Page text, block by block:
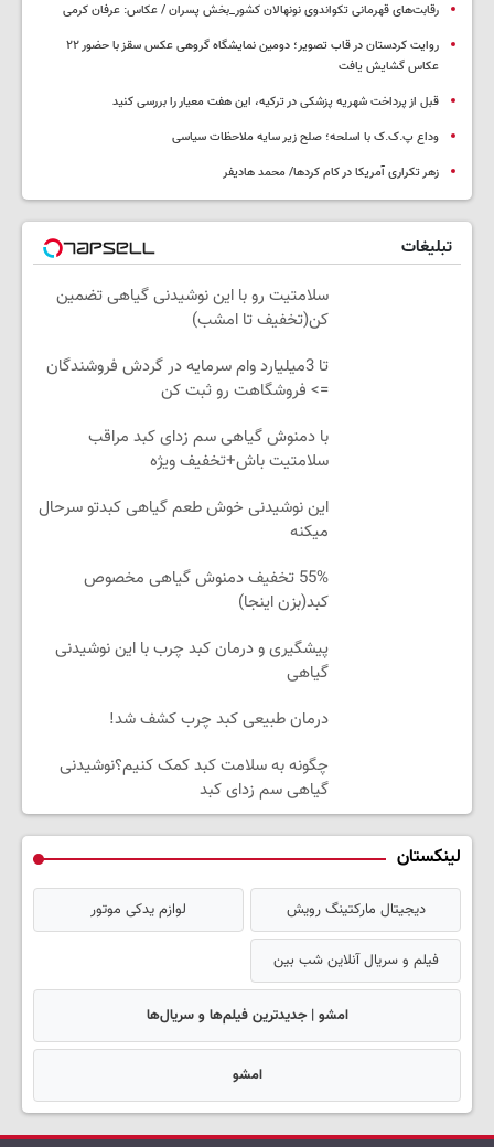
رقابت‌های قهرمانی تکواندوی نونهالان کشور_بخش پسران / عکاس: عرفان کرمی
روایت کردستان در قاب تصویر؛ دومین نمایشگاه گروهی عکس سقز با حضور ۲۲
عکاس گشایش یافت
قبل از پرداخت شهریه پزشکی در ترکیه، این هفت معیار را بررسی کنید
وداع پ.ک.ک با اسلحه؛ صلح زیر سایه ملاحظات سیاسی
زهر تکراری آمریکا در کام کردها/ محمد هادیفر
تبلیغات
سلامتیت رو با این نوشیدنی گیاهی تضمین
کن(تخفیف تا امشب)
تا 3میلیارد وام سرمایه در گردش فروشندگان
=> فروشگاهت رو ثبت کن
با دمنوش گیاهی سم زدای کبد مراقب
سلامتیت باش+تخفیف ویژه
این نوشیدنی خوش طعم گیاهی کبدتو سرحال
میکنه
55% تخفیف دمنوش گیاهی مخصوص
کبد(بزن اینجا)
پیشگیری و درمان کبد چرب با این نوشیدنی
گیاهی
درمان طبیعی کبد چرب کشف شد!
چگونه به سلامت کبد کمک کنیم؟نوشیدنی
گیاهی سم زدای کبد
لینکستان
دیجیتال مارکتینگ رویش لوازم یدکی موتور
فیلم و سریال آنلاین شب بین
امشو | جدیدترین فیلم‌ها و سریال‌ها
امشو